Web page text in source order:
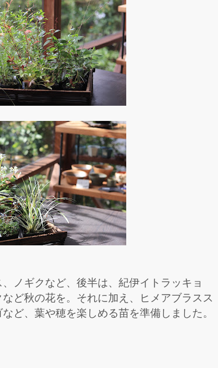
ノギクなど、後半は、紀伊イトラッキョ
ど秋の花を。それに加え、ヒメアブラスス
ど、葉や穂を楽しめる苗を準備しました。